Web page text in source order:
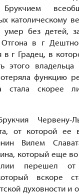
Брукчием
католическому
без детей,
в г
в г Градец, в
этого владельца
функцию
стала скорее
Червену-
от которой ее
Вилем
который еще
перешел от
вскоре
духовности и